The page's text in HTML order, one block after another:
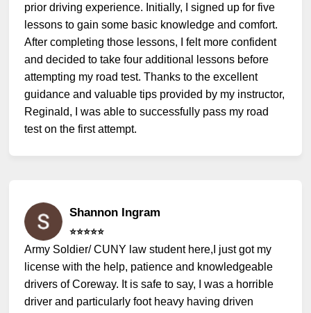
prior driving experience. Initially, I signed up for five
lessons to gain some basic knowledge and comfort.
After completing those lessons, I felt more confident
and decided to take four additional lessons before
attempting my road test. Thanks to the excellent
guidance and valuable tips provided by my instructor,
Reginald, I was able to successfully pass my road
test on the first attempt.
Shannon Ingram
⭐️⭐️⭐️⭐️⭐️
Army Soldier/ CUNY law student here,I just got my
license with the help, patience and knowledgeable
drivers of Coreway. It is safe to say, I was a horrible
driver and particularly foot heavy having driven